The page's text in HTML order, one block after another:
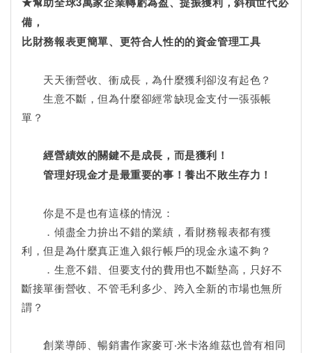
備，
比財務報表更簡單、更符合人性的的資金管理工具
天天衝營收、衝成長，為什麼獲利卻沒有起色？
生意不斷，但為什麼卻經常缺現金支付一張張帳
單？
經營績效的關鍵不是成長，而是獲利！
管理好現金才是最重要的事！養出不敗生存力！
你是不是也有這樣的情況：
．傾盡全力拚出不錯的業績，看財務報表都有獲
利，但是為什麼真正進入銀行帳戶的現金永遠不夠？
．生意不錯、但要支付的費用也不斷墊高，只好不
斷接單衝營收、不管毛利多少、跨入全新的市場也無所
謂？
創業導師、暢銷書作家麥可‧米卡洛維茲也曾有相同